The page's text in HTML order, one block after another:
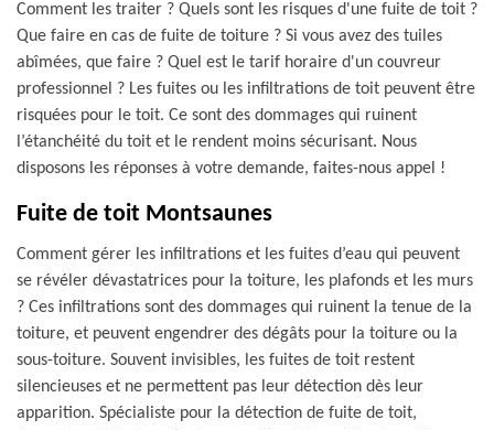
Comment les traiter ? Quels sont les risques d'une fuite de toit ?
Que faire en cas de fuite de toiture ? Si vous avez des tuiles
abîmées, que faire ? Quel est le tarif horaire d'un couvreur
professionnel ? Les fuites ou les infiltrations de toit peuvent être
risquées pour le toit. Ce sont des dommages qui ruinent
l’étanchéité du toit et le rendent moins sécurisant. Nous
disposons les réponses à votre demande, faites-nous appel !
Fuite de toit Montsaunes
Comment gérer les infiltrations et les fuites d’eau qui peuvent
se révéler dévastatrices pour la toiture, les plafonds et les murs
? Ces infiltrations sont des dommages qui ruinent la tenue de la
toiture, et peuvent engendrer des dégâts pour la toiture ou la
sous-toiture. Souvent invisibles, les fuites de toit restent
silencieuses et ne permettent pas leur détection dès leur
apparition. Spécialiste pour la détection de fuite de toit,